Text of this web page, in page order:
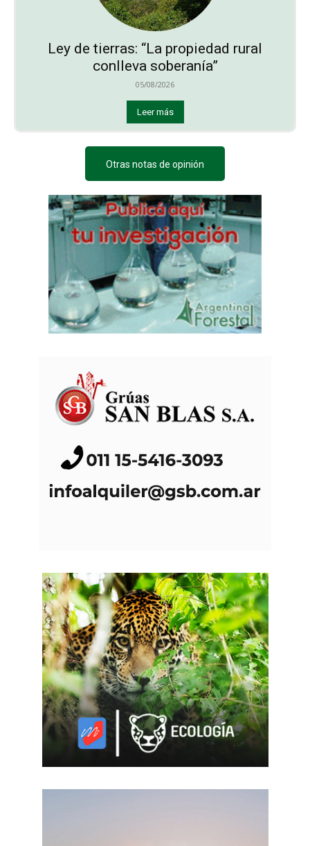
Ley de tierras: “La propiedad rural
conlleva soberanía”
05/08/2026
Leer más
Otras notas de opinión